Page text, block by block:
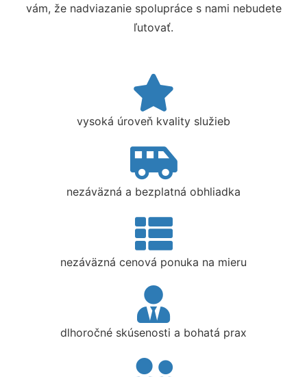
vám, že nadviazanie spolupráce s nami nebudete
ľutovať.
vysoká úroveň kvality služieb
nezáväzná a bezplatná obhliadka
nezáväzná cenová ponuka na mieru
dlhoročné skúsenosti a bohatá prax